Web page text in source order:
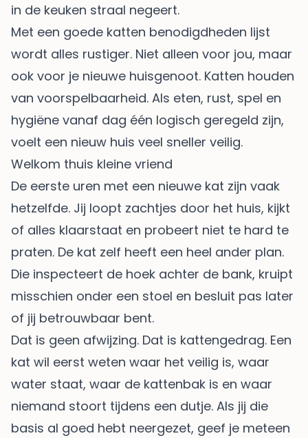
in de keuken straal negeert.
Met een goede katten benodigdheden lijst
wordt alles rustiger. Niet alleen voor jou, maar
ook voor je nieuwe huisgenoot. Katten houden
van voorspelbaarheid. Als eten, rust, spel en
hygiëne vanaf dag één logisch geregeld zijn,
voelt een nieuw huis veel sneller veilig.
Welkom thuis kleine vriend
De eerste uren met een nieuwe kat zijn vaak
hetzelfde. Jij loopt zachtjes door het huis, kijkt
of alles klaarstaat en probeert niet te hard te
praten. De kat zelf heeft een heel ander plan.
Die inspecteert de hoek achter de bank, kruipt
misschien onder een stoel en besluit pas later
of jij betrouwbaar bent.
Dat is geen afwijzing. Dat is kattengedrag. Een
kat wil eerst weten waar het veilig is, waar
water staat, waar de kattenbak is en waar
niemand stoort tijdens een dutje. Als jij die
basis al goed hebt neergezet, geef je meteen